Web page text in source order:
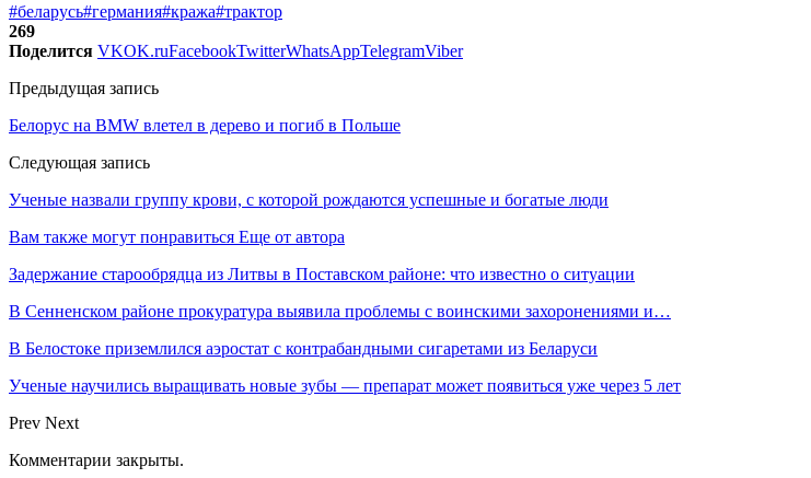
#беларусь#германия#кража#трактор
269
Поделится VKOK.ruFacebookTwitterWhatsAppTelegramViber
Предыдущая запись
Белорус на BMW влетел в дерево и погиб в Польше
Следующая запись
Ученые назвали группу крови, с которой рождаются успешные и богатые люди
Вам также могут понравиться Еще от автора
Задержание старообрядца из Литвы в Поставском районе: что известно о ситуации
В Сенненском районе прокуратура выявила проблемы с воинскими захоронениями и…
В Белостоке приземлился аэростат с контрабандными сигаретами из Беларуси
Ученые научились выращивать новые зубы — препарат может появиться уже через 5 лет
Prev Next
Комментарии закрыты.